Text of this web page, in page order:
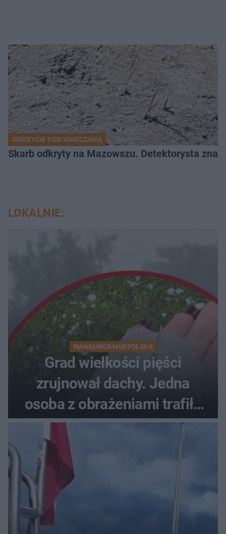
ODKRYCIE POD WARSZAWĄ
Skarb odkryty na Mazowszu. Detektorysta
LOKALNIE:
NAWAŁNICA NAD POLSKĄ
Grad wielkości pięści
zrujnował dachy. Jedna
osoba z obrażeniami trafiła
do szpitala